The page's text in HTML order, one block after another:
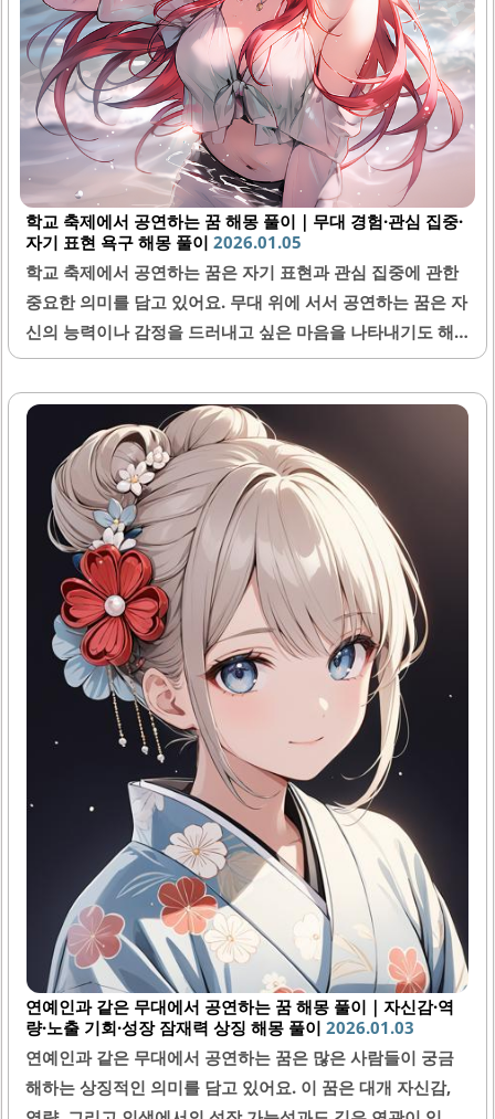
학교 축제에서 공연하는 꿈 해몽 풀이｜무대 경험·관심 집중·
자기 표현 욕구 해몽 풀이 2026.01.05
학교 축제에서 공연하는 꿈은 자기 표현과 관심 집중에 관한
중요한 의미를 담고 있어요. 무대 위에 서서 공연하는 꿈은 자
신의 능력이나 감정을 드러내고 싶은 마음을 나타내기도 해
요. 또한, 이런 꿈은 내면의 자신감이나 도전 정신과도 깊은
관련이 있어요. 이번 글에서는 학교 축제에서 공연하는 꿈 해
석을 통해 다양한 심리적 의미를 자세히 알아보세요.1. 학교
축제에서 공연하는 꿈의 기본 의미학교 축제에서 공연하는
꿈은 무대 경험과 자기 표현 욕구를 상징해요. 이런 꿈은 내면
깊은 곳에서 자신을 드러내고 싶은 마음이 커지고 있다는 신
호일 수 있어요. 특히 관중 앞에서 무언가를 보여주려는 장면
은 자신감과 사회적 인정 욕구를 뜻해요. 무대 위에서 느끼는
긴장감이나 흥분은 현실에서 겪는 도전이나 경쟁 상황을 반
영해요.2...
연예인과 같은 무대에서 공연하는 꿈 해몽 풀이｜자신감·역
량·노출 기회·성장 잠재력 상징 해몽 풀이 2026.01.03
연예인과 같은 무대에서 공연하는 꿈은 많은 사람들이 궁금
해하는 상징적인 의미를 담고 있어요. 이 꿈은 대개 자신감,